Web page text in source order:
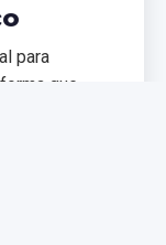
para
que